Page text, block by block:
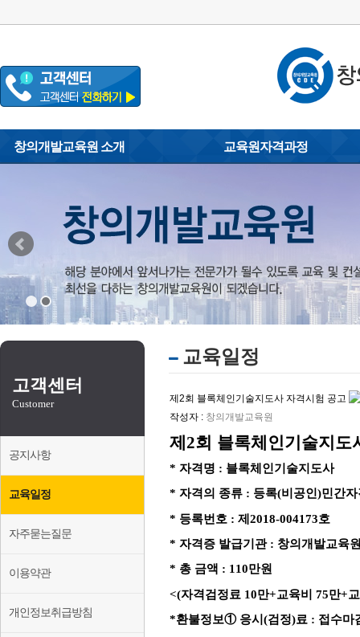
창의개발교육원 소개
찾아오시는 길
교육원자격과정
거울글씨(싸인체)
환경관리사
소프트웨어지도사
정보보안지도사
인공지능지도사
왁싱전문교육강사
왁싱전문코디네이터
탄소배출권중개상담사
코딩전문지도사
스마트폰활용지도사
옥내외광고지도사
감성스피치지도사
블록체인기술지도사
고객센터
Customer
공지사항
교육일정
자주묻는질문
이용약관
개인정보취급방침
교육일정
제2회 블록체인기술지도사 자격시험 공고
작성자 : 창의개발교육원
제 2회 블록체인기술지도
* 자격명 : 블록체인기술지도사
* 자격의 종류 : 등록(비공인)민간자
* 등록번호 : 제 2018-004173호
* 자격증 발급기관 : 창의개발교육
* 총 금액 : 110만원
<(자격검정료 10만+교육비 75만+
*환불정보① 응시 (검정)료 : 접수마